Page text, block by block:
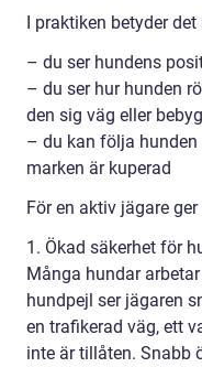
I praktiken betyder det
– du ser hundens
– du ser hur hunden
den sig väg eller
– du kan följa hunden
marken är kuperad
För en aktiv jägare
1. Ökad säkerhet för
Många hundar
hundpejl ser jägaren
en trafikerad väg, ett
inte är tillåten. Snabb